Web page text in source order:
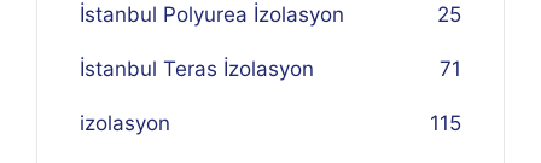
İstanbul Polyurea İzolasyon 25
İstanbul Teras İzolasyon 71
izolasyon 115